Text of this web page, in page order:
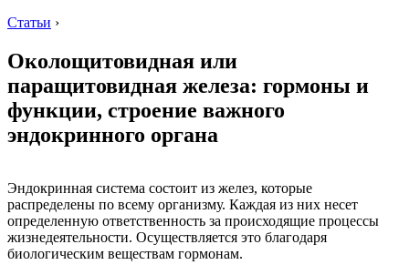
Статьи ›
Околощитовидная или
паращитовидная железа: гормоны и
функции, строение важного
эндокринного органа
Эндокринная система состоит из желез, которые
распределены по всему организму. Каждая из них несет
определенную ответственность за происходящие процессы
жизнедеятельности. Осуществляется это благодаря
биологическим веществам гормонам.